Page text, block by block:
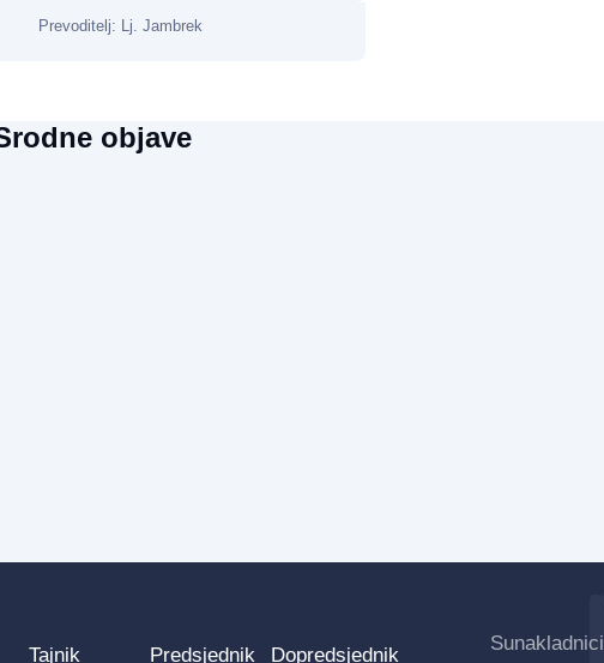
Prevoditelj: Lj. Jambrek
objave
Tajnik Predsjednik Dopredsjednik Sunakladnici